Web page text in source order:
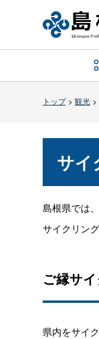
トップ> 観光 >
サイ
島根県では
サイクリン
ご縁サ
県内をサイ